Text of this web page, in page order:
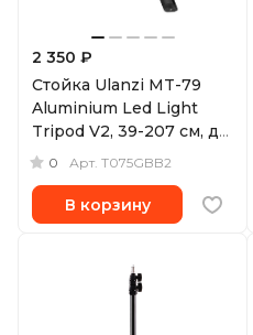
2 350 ₽
Стойка Ulanzi MT-79
Aluminium Led Light
Tripod V2, 39-207 см, до
1 кг
0 Арт. T075GBB2
В корзину